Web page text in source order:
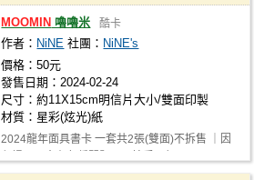
MOOMIN 嚕嚕米 酷卡
作者： NiNE 社團： NiNE's
價格：50元
發售日期：2024-02-24
尺寸：約11X15cm明信片大小/雙面印製
材質：星彩(炫光)紙
2024龍年面具書卡 一套共2張(雙面)不拆售 ｜因